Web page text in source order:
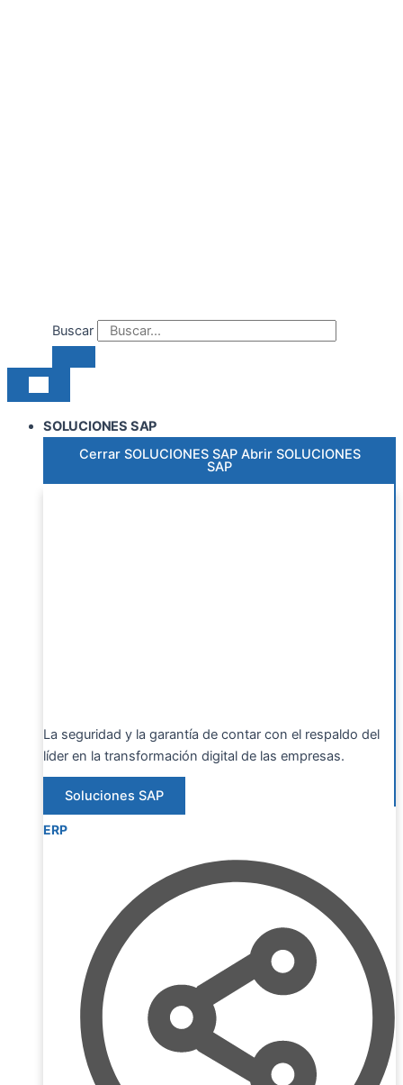
Buscar
SOLUCIONES SAP
Cerrar SOLUCIONES SAP Abrir SOLUCIONES
SAP
La seguridad y la garantía de contar con el respaldo del
líder en la transformación digital de las empresas.
Soluciones SAP
ERP